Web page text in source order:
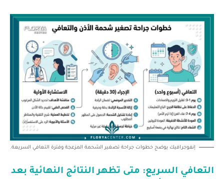
إنفوجرافيك يوضح خطوات جراحة تصغير الشحمة المزعجة وفترة التعافي السريعة.
التعافي السريع: متى تظهر النتائج النهائية بعد